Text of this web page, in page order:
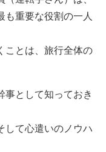
重要な役割の一人
ことは、旅行全体の
事として知っておき
して心遣いのノウハ